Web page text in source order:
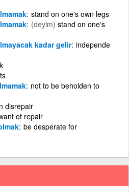
stand on one's own legs
(deyim) stand on one's
kadar gelir independe
not to be beholden to
disrepair
of repair
be desperate for